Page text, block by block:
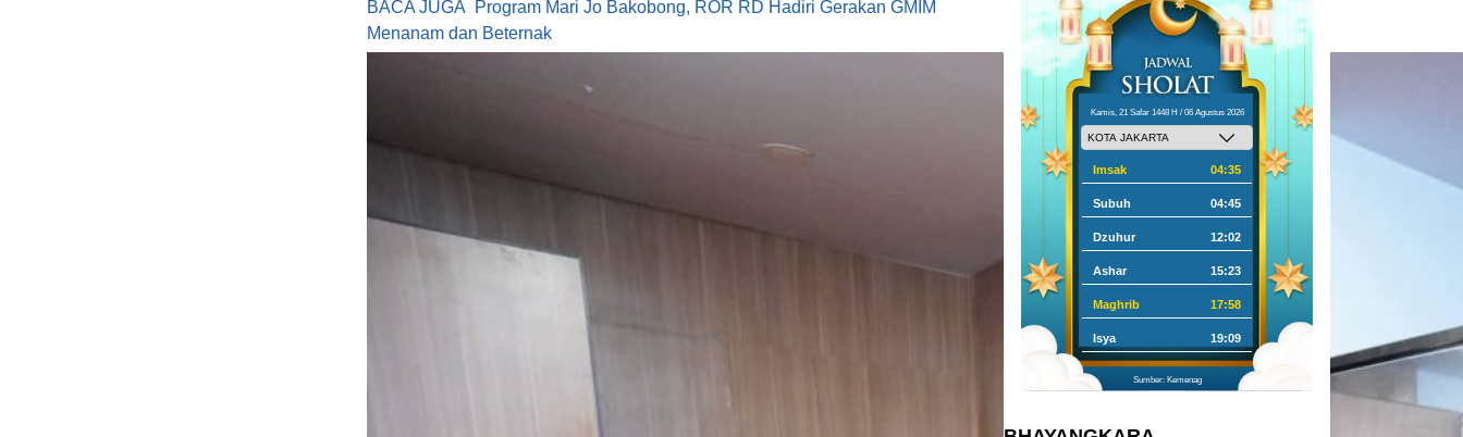
BACA JUGA
Program Mari Jo Bakobong, ROR RD Hadiri Gerakan GMIM
Menanam dan Beternak
Kamis, 21 Safar 1448 H / 06 Agustus 2026
Imsak 04:35
Subuh 04:45
Dzuhur 12:02
Ashar 15:23
Maghrib 17:58
Isya 19:09
Sumber: Kemenag